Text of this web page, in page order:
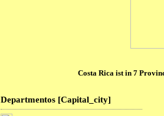
Costa Rica ist in 7
Departmentos [Capital_city]